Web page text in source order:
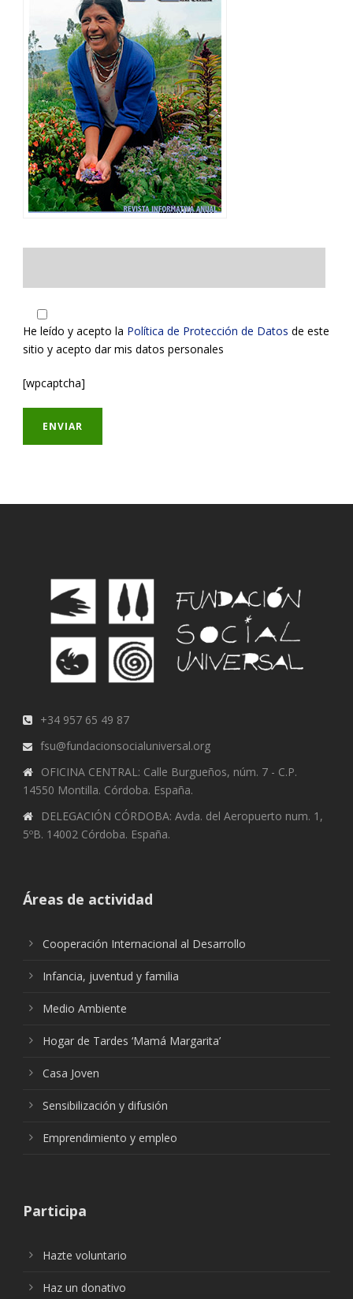
He leído y acepto la Política de Protección de Datos de este
sitio y acepto dar mis datos personales
[wpcaptcha]
+34 957 65 49 87
fsu@fundacionsocialuniversal.org
OFICINA CENTRAL: Calle Burgueños, núm. 7 - C.P.
14550 Montilla. Córdoba. España.
DELEGACIÓN CÓRDOBA: Avda. del Aeropuerto num. 1,
5ºB. 14002 Córdoba. España.
Áreas de actividad
Cooperación Internacional al Desarrollo
Infancia, juventud y familia
Medio Ambiente
Hogar de Tardes ‘Mamá Margarita’
Casa Joven
Sensibilización y difusión
Emprendimiento y empleo
Participa
Hazte voluntario
Haz un donativo